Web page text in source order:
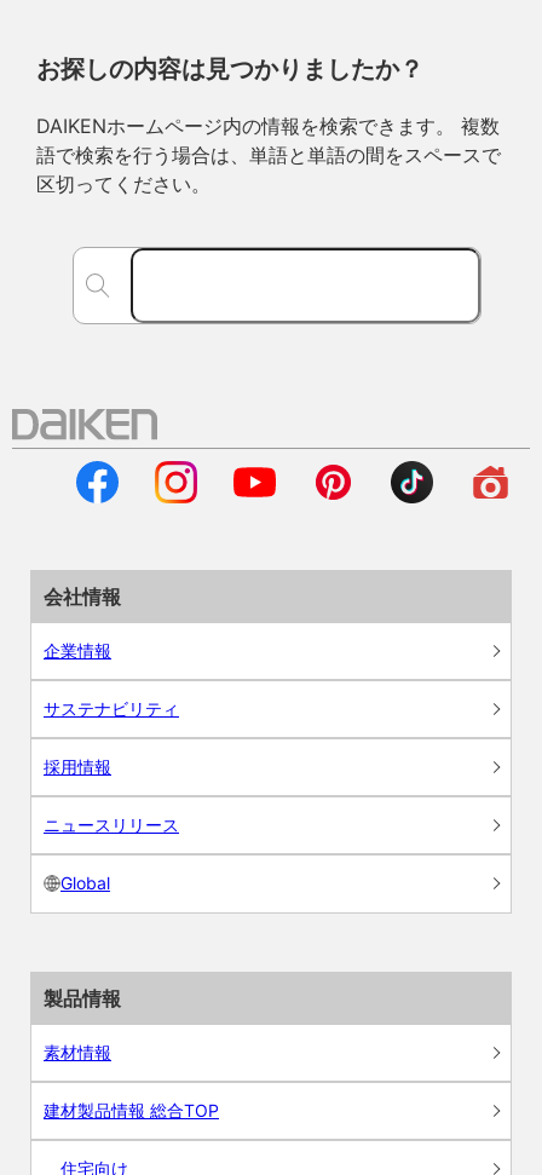
お探しの内容は見つかりましたか？
DAIKENホームページ内の情報を検索できます。 複数
語で検索を行う場合は、単語と単語の間をスペースで
区切ってください。
会社情報
企業情報
サステナビリティ
採用情報
ニュースリリース
Global
製品情報
素材情報
建材製品情報 総合TOP
住宅向け